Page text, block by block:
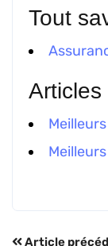
Tout
Articles
Article